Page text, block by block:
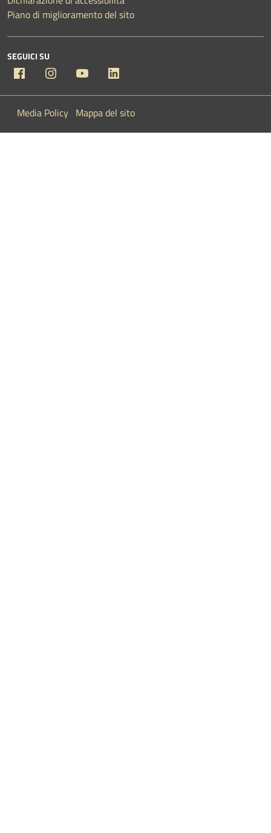
Piano di miglioramento del sito
SEGUICI SU
Facebook Instagram YouTube
Media Policy Mappa del sito